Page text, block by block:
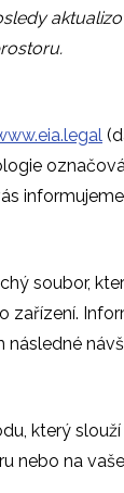
soubor,
zařízení.
následné
který
nebo na